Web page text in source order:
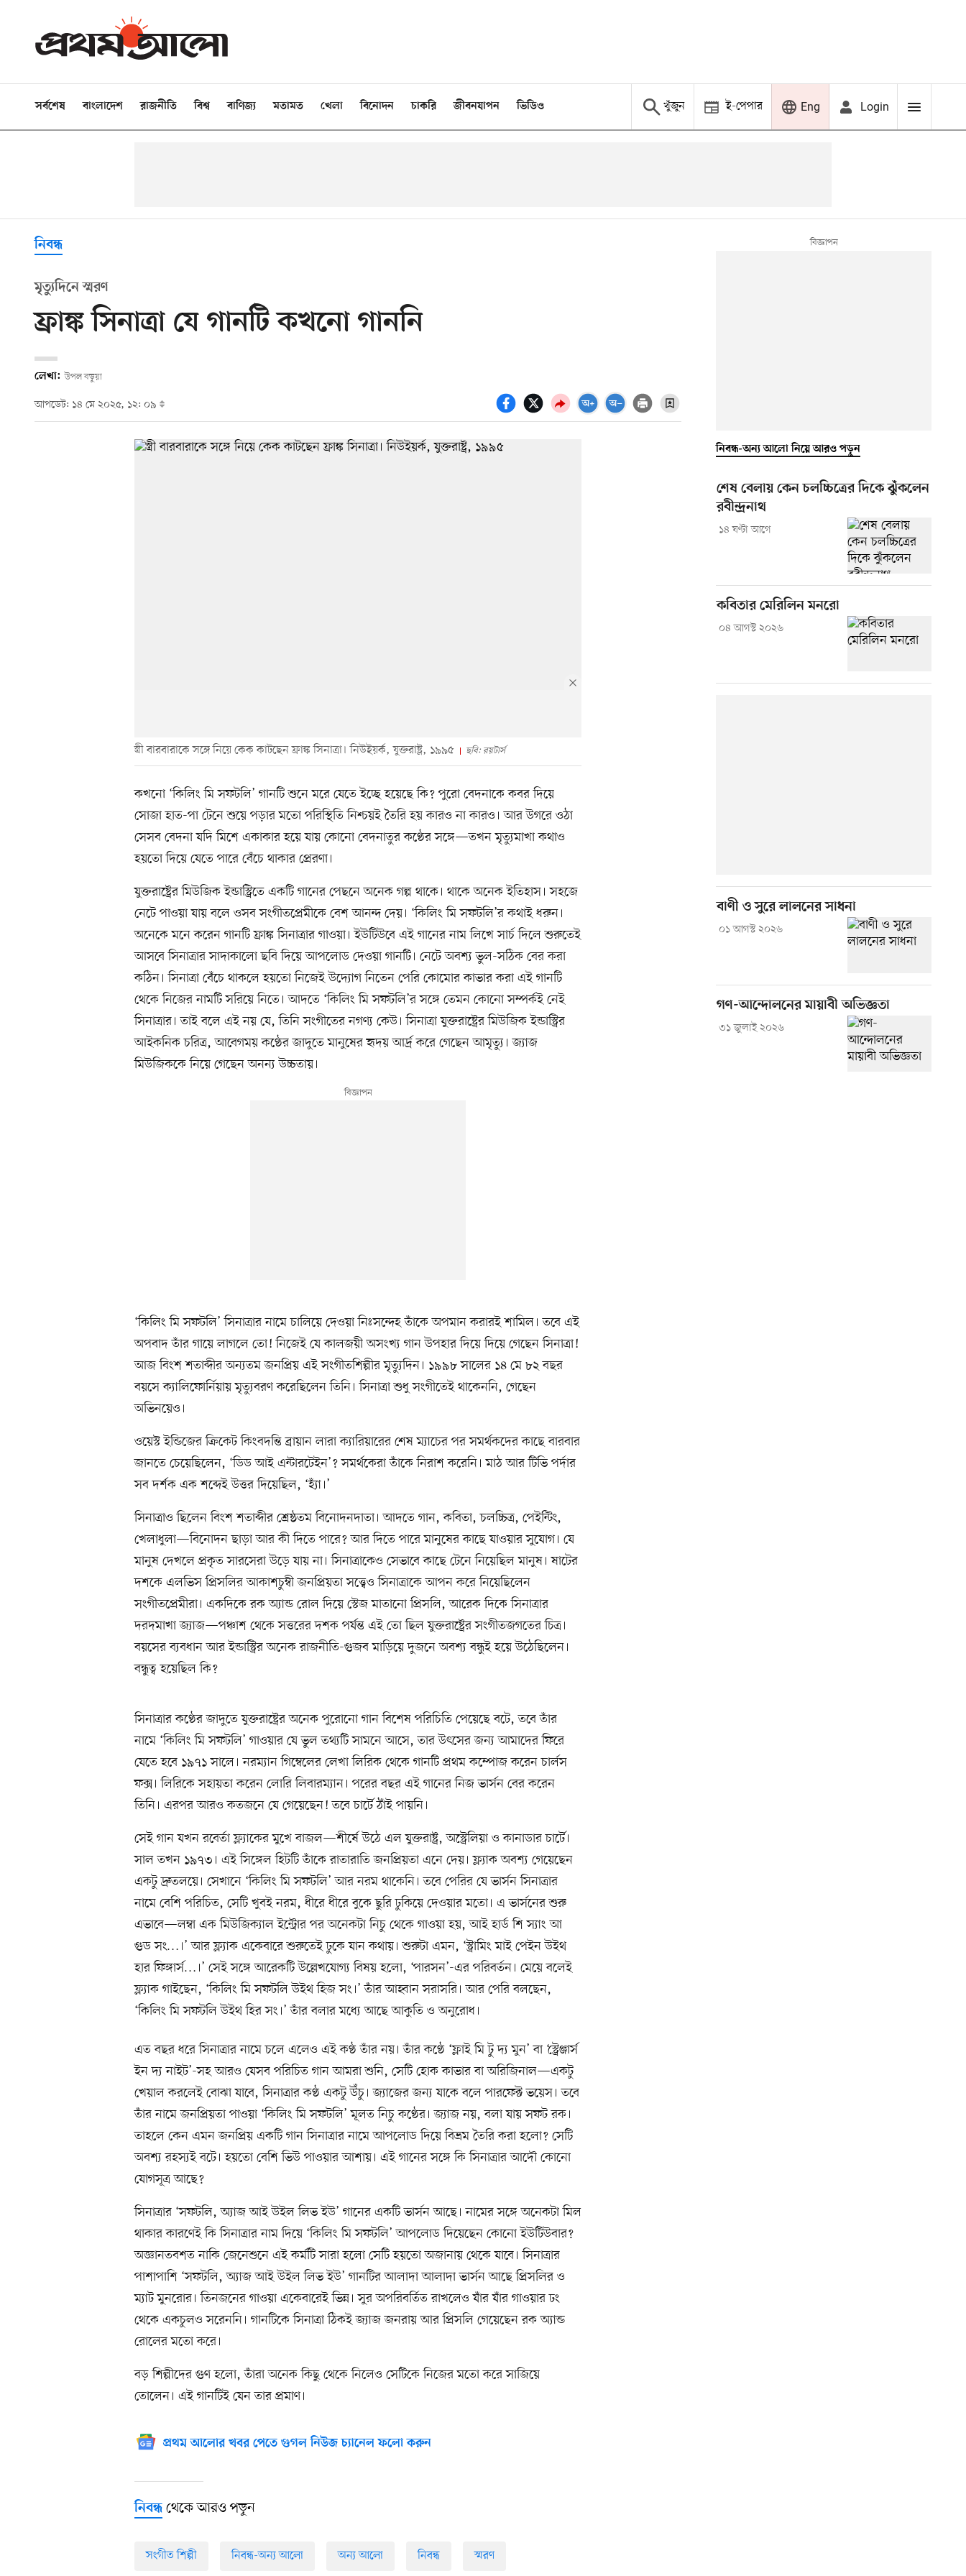
সর্বশেষ বাংলাদেশ রাজনীতি বিশ্ব বাণিজ্য মতামত খেলা বিনোদন চাকরি জীবনযাপন ভিডিও খুঁজুন ই-পেপার Eng Login
নিবন্ধ
মৃত্যুদিনে স্মরণ
ফ্রাঙ্ক সিনাত্রা যে গানটি কখনো গাননি
লেখা: উপল বড়ুয়া
আপডেট: ১৪ মে ২০২৫, ১২: ০৯
স্ত্রী বারবারাকে সঙ্গে নিয়ে কেক কাটছেন ফ্রাঙ্ক সিনাত্রা। নিউইয়র্ক, যুক্তরাষ্ট্র, ১৯৯৫ ছবি: রয়টার্স
কখনো ‘কিলিং মি সফটলি’ গানটি শুনে মরে যেতে ইচ্ছে হয়েছে কি? পুরো বেদনাকে কবর দিয়ে
সোজা হাত-পা টেনে শুয়ে পড়ার মতো পরিস্থিতি নিশ্চয়ই তৈরি হয় কারও না কারও। আর উগরে ওঠা
সেসব বেদনা যদি মিশে একাকার হয়ে যায় কোনো বেদনাতুর কণ্ঠের সঙ্গে—তখন মৃত্যুমাখা কথাও
হয়তো দিয়ে যেতে পারে বেঁচে থাকার প্রেরণা।
যুক্তরাষ্ট্রের মিউজিক ইন্ডাস্ট্রিতে একটি গানের পেছনে অনেক গল্প থাকে। থাকে অনেক ইতিহাস। সহজে
নেটে পাওয়া যায় বলে ওসব সংগীতপ্রেমীকে বেশ আনন্দ দেয়। ‘কিলিং মি সফটলি’র কথাই ধরুন।
অনেকে মনে করেন গানটি ফ্রাঙ্ক সিনাত্রার গাওয়া। ইউটিউবে এই গানের নাম লিখে সার্চ দিলে শুরুতেই
আসবে সিনাত্রার সাদাকালো ছবি দিয়ে আপলোড দেওয়া গানটি। নেটে অবশ্য ভুল-সঠিক বের করা
কঠিন। সিনাত্রা বেঁচে থাকলে হয়তো নিজেই উদ্যোগ নিতেন পেরি কোমোর কাভার করা এই গানটি
থেকে নিজের নামটি সরিয়ে নিতে। আদতে ‘কিলিং মি সফটলি’র সঙ্গে তেমন কোনো সম্পর্কই নেই
সিনাত্রার। তাই বলে এই নয় যে, তিনি সংগীতের নগণ্য কেউ। সিনাত্রা যুক্তরাষ্ট্রের মিউজিক ইন্ডাস্ট্রির
আইকনিক চরিত্র, আবেগময় কণ্ঠের জাদুতে মানুষের হৃদয় আর্দ্র করে গেছেন আমৃত্যু। জ্যাজ
মিউজিককে নিয়ে গেছেন অনন্য উচ্চতায়।
‘কিলিং মি সফটলি’ সিনাত্রার নামে চালিয়ে দেওয়া নিঃসন্দেহ তাঁকে অপমান করারই শামিল। তবে এই
অপবাদ তাঁর গায়ে লাগলে তো! নিজেই যে কালজয়ী অসংখ্য গান উপহার দিয়ে দিয়ে গেছেন সিনাত্রা!
আজ বিংশ শতাব্দীর অন্যতম জনপ্রিয় এই সংগীতশিল্পীর মৃত্যুদিন। ১৯৯৮ সালের ১৪ মে ৮২ বছর
বয়সে ক্যালিফোর্নিয়ায় মৃত্যুবরণ করেছিলেন তিনি। সিনাত্রা শুধু সংগীতেই থাকেননি, গেছেন
অভিনয়েও।
ওয়েস্ট ইন্ডিজের ক্রিকেট কিংবদন্তি ব্রায়ান লারা ক্যারিয়ারের শেষ ম্যাচের পর সমর্থকদের কাছে বারবার
জানতে চেয়েছিলেন, ‘ডিড আই এন্টারটেইন’? সমর্থকেরা তাঁকে নিরাশ করেনি। মাঠ আর টিভি পর্দার
সব দর্শক এক শব্দেই উত্তর দিয়েছিল, ‘হ্যাঁ।’
সিনাত্রাও ছিলেন বিংশ শতাব্দীর শ্রেষ্ঠতম বিনোদনদাতা। আদতে গান, কবিতা, চলচ্চিত্র, পেইন্টিং,
খেলাধুলা—বিনোদন ছাড়া আর কী দিতে পারে? আর দিতে পারে মানুষের কাছে যাওয়ার সুযোগ। যে
মানুষ দেখলে প্রকৃত সারসেরা উড়ে যায় না। সিনাত্রাকেও সেভাবে কাছে টেনে নিয়েছিল মানুষ। ষাটের
দশকে এলভিস প্রিসলির আকাশচুম্বী জনপ্রিয়তা সত্ত্বেও সিনাত্রাকে আপন করে নিয়েছিলেন
সংগীতপ্রেমীরা। একদিকে রক অ্যান্ড রোল দিয়ে স্টেজ মাতানো প্রিসলি, আরেক দিকে সিনাত্রার
দরদমাখা জ্যাজ—পঞ্চাশ থেকে সত্তরের দশক পর্যন্ত এই তো ছিল যুক্তরাষ্ট্রের সংগীতজগতের চিত্র।
বয়সের ব্যবধান আর ইন্ডাস্ট্রির অনেক রাজনীতি-গুজব মাড়িয়ে দুজনে অবশ্য বন্ধুই হয়ে উঠেছিলেন।
বন্ধুত্ব হয়েছিল কি?
সিনাত্রার কণ্ঠের জাদুতে যুক্তরাষ্ট্রের অনেক পুরোনো গান বিশেষ পরিচিতি পেয়েছে বটে, তবে তাঁর
নামে ‘কিলিং মি সফটলি’ গাওয়ার যে ভুল তথ্যটি সামনে আসে, তার উৎসের জন্য আমাদের ফিরে
যেতে হবে ১৯৭১ সালে। নরম্যান গিম্বেলের লেখা লিরিক থেকে গানটি প্রথম কম্পোজ করেন চার্লস
ফক্স। লিরিকে সহায়তা করেন লোরি লিবারম্যান। পরের বছর এই গানের নিজ ভার্সন বের করেন
তিনি। এরপর আরও কতজনে যে গেয়েছেন! তবে চার্টে ঠাঁই পায়নি।
সেই গান যখন রবের্তা ফ্ল্যাকের মুখে বাজল—শীর্ষে উঠে এল যুক্তরাষ্ট্র, অস্ট্রেলিয়া ও কানাডার চার্টে।
সাল তখন ১৯৭৩। এই সিঙ্গেল হিটটি তাঁকে রাতারাতি জনপ্রিয়তা এনে দেয়। ফ্ল্যাক অবশ্য গেয়েছেন
একটু দ্রুতলয়ে। সেখানে ‘কিলিং মি সফটলি’ আর নরম থাকেনি। তবে পেরির যে ভার্সন সিনাত্রার
নামে বেশি পরিচিত, সেটি খুবই নরম, ধীরে ধীরে বুকে ছুরি ঢুকিয়ে দেওয়ার মতো। এ ভার্সনের শুরু
এভাবে—লম্বা এক মিউজিক্যাল ইন্ট্রোর পর অনেকটা নিচু থেকে গাওয়া হয়, আই হার্ড শি স্যাং আ
গুড সং…।’ আর ফ্ল্যাক একেবারে শুরুতেই ঢুকে যান কথায়। শুরুটা এমন, ‘স্ট্রামিং মাই পেইন উইথ
হার ফিঙ্গার্স…।’ সেই সঙ্গে আরেকটি উল্লেখযোগ্য বিষয় হলো, ‘পারসন’-এর পরিবর্তন। মেয়ে বলেই
ফ্ল্যাক গাইছেন, ‘কিলিং মি সফটলি উইথ হিজ সং।’ তাঁর আহ্বান সরাসরি। আর পেরি বলছেন,
‘কিলিং মি সফটলি উইথ হির সং।’ তাঁর বলার মধ্যে আছে আকুতি ও অনুরোধ।
এত বছর ধরে সিনাত্রার নামে চলে এলেও এই কণ্ঠ তাঁর নয়। তাঁর কণ্ঠে ‘ফ্লাই মি টু দ্য মুন’ বা ‘স্ট্রেঞ্জার্স
ইন দ্য নাইট’-সহ আরও যেসব পরিচিত গান আমরা শুনি, সেটি হোক কাভার বা অরিজিনাল—একটু
খেয়াল করলেই বোঝা যাবে, সিনাত্রার কণ্ঠ একটু উঁচু। জ্যাজের জন্য যাকে বলে পারফেক্ট ভয়েস। তবে
তাঁর নামে জনপ্রিয়তা পাওয়া ‘কিলিং মি সফটলি’ মূলত নিচু কণ্ঠের। জ্যাজ নয়, বলা যায় সফট রক।
তাহলে কেন এমন জনপ্রিয় একটি গান সিনাত্রার নামে আপলোড দিয়ে বিভ্রম তৈরি করা হলো? সেটি
অবশ্য রহস্যই বটে। হয়তো বেশি ভিউ পাওয়ার আশায়। এই গানের সঙ্গে কি সিনাত্রার আদৌ কোনো
যোগসূত্র আছে?
সিনাত্রার ‘সফটলি, অ্যাজ আই উইল লিভ ইউ’ গানের একটি ভার্সন আছে। নামের সঙ্গে অনেকটা মিল
থাকার কারণেই কি সিনাত্রার নাম দিয়ে ‘কিলিং মি সফটলি’ আপলোড দিয়েছেন কোনো ইউটিউবার?
অজ্ঞানতবশত নাকি জেনেশুনে এই কর্মটি সারা হলো সেটি হয়তো অজানায় থেকে যাবে। সিনাত্রার
পাশাপাশি ‘সফটলি, অ্যাজ আই উইল লিভ ইউ’ গানটির আলাদা আলাদা ভার্সন আছে প্রিসলির ও
ম্যাট মুনরোর। তিনজনের গাওয়া একেবারেই ভিন্ন। সুর অপরিবর্তিত রাখলেও যাঁর যাঁর গাওয়ার ঢং
থেকে একচুলও সরেননি। গানটিকে সিনাত্রা ঠিকই জ্যাজ জনরায় আর প্রিসলি গেয়েছেন রক অ্যান্ড
রোলের মতো করে।
বড় শিল্পীদের গুণ হলো, তাঁরা অনেক কিছু থেকে নিলেও সেটিকে নিজের মতো করে সাজিয়ে
তোলেন। এই গানটিই যেন তার প্রমাণ।
প্রথম আলোর খবর পেতে গুগল নিউজ চ্যানেল ফলো করুন
নিবন্ধ থেকে আরও পড়ুন
সংগীত শিল্পী নিবন্ধ-অন্য আলো অন্য আলো নিবন্ধ স্মরণ
নিবন্ধ-অন্য আলো নিয়ে আরও পড়ুন
শেষ বেলায় কেন চলচ্চিত্রের দিকে ঝুঁকলেন
রবীন্দ্রনাথ
১৪ ঘণ্টা আগে
কবিতার মেরিলিন মনরো
০৪ আগস্ট ২০২৬
বাণী ও সুরে লালনের সাধনা
০১ আগস্ট ২০২৬
গণ-আন্দোলনের মায়াবী অভিজ্ঞতা
৩১ জুলাই ২০২৬